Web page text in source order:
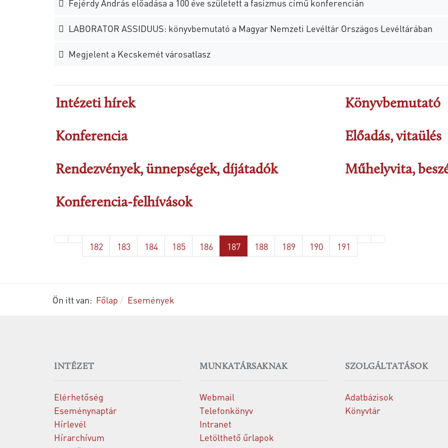
Fejérdy András előadása a 100 éve született a fasizmus című konferencián
LABORATOR ASSIDUUS: könyvbemutató a Magyar Nemzeti Levéltár Országos Levéltárában
Megjelent a Kecskemét városatlasz
Intézeti hírek Könyvbemutató
Konferencia Előadás, vitaülés
Rendezvények, ünnepségek, díjátadók Műhelyvita,
Konferencia-felhívások
182 183 184 185 186 187 188 189 190 191
Ön itt van: Főlap Események
INTÉZET
Elérhetőség
Eseménynaptár
Hírlevél
Hírarchívum
MUNKATÁRSAKNAK
Webmail
Telefonkönyv
Intranet
Letölthető űrlapok
SZOLGÁLTATÁSOK
Adatbázisok
Könyvtár